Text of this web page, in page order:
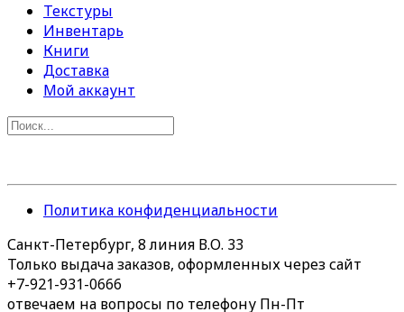
Текстуры
Инвентарь
Книги
Доставка
Мой аккаунт
Политика конфиденциальности
Санкт-Петербург, 8 линия В.О. 33
Только выдача заказов, оформленных через сайт
+7-921-931-0666
отвечаем на вопросы по телефону Пн-Пт